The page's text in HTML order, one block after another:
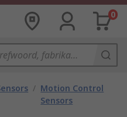
0
/ Motion Control
Sensors